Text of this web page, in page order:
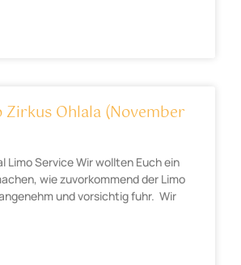
Zirkus Ohlala (November
Limo Service Wir wollten Euch ein
wie zuvorkommend der Limo
und vorsichtig fuhr. Wir